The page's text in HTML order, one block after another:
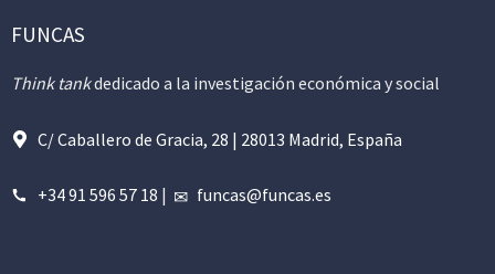
FUNCAS
Think tankdedicado a la investigación económica y social
C/ Caballero de Gracia, 28 | 28013 Madrid, España
+34 91 596 57 18 | funcas@funcas.es